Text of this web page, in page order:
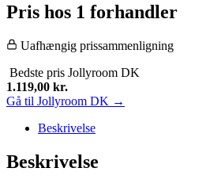
Pris hos 1 forhandler
Uafhængig prissammenligning
Bedste pris Jollyroom DK
1.119,00 kr.
Gå til Jollyroom DK →
Beskrivelse
Beskrivelse